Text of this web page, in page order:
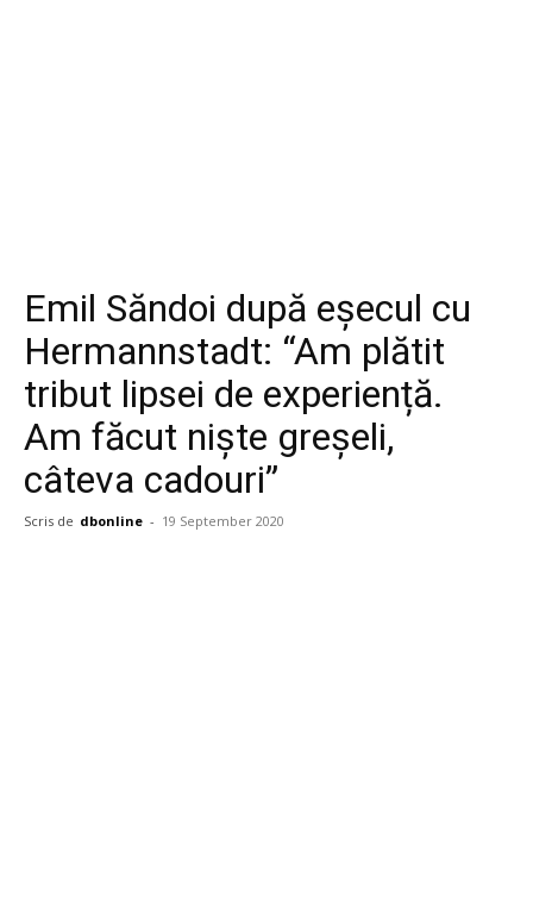
Emil Săndoi după eșecul cu
Hermannstadt: “Am plătit
tribut lipsei de experiență.
Am făcut niște greșeli,
câteva cadouri”
Scris de dbonline - 19 September 2020